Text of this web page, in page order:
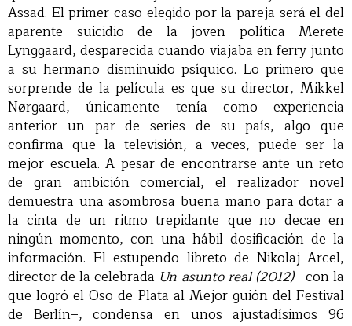
Assad. El primer caso elegido por la pareja será el del
aparente suicidio de la joven política Merete
Lynggaard, desparecida cuando viajaba en ferry junto
a su hermano disminuido psíquico. Lo primero que
sorprende de la película es que su director, Mikkel
Nørgaard, únicamente tenía como experiencia
anterior un par de series de su país, algo que
confirma que la televisión, a veces, puede ser la
mejor escuela. A pesar de encontrarse ante un reto
de gran ambición comercial, el realizador novel
demuestra una asombrosa buena mano para dotar a
la cinta de un ritmo trepidante que no decae en
ningún momento, con una hábil dosificación de la
información. El estupendo libreto de Nikolaj Arcel,
director de la celebrada Un asunto real (2012)–con la
que logró el Oso de Plata al Mejor guión del Festival
de Berlín–, condensa en unos ajustadísimos 96